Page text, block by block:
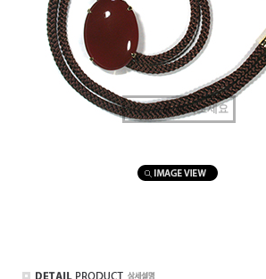
마우스를 올려보세요